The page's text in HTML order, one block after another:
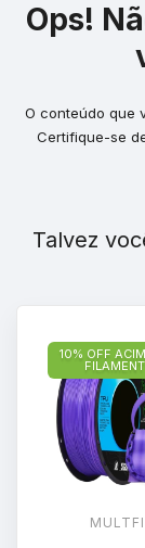
Ops!
O conteúdo que
Certifique-se
Talvez
10% OFF